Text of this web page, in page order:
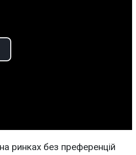
ринках без преференцій